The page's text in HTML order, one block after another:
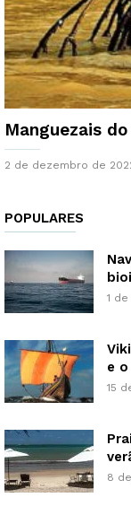
Manguezais
2 de dezembro de
POPULARES
1
e
15
8